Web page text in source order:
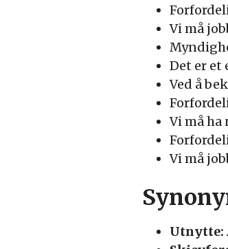
Vi må
Det er et
Ved å
Vi må
Vi må
Utnytte: